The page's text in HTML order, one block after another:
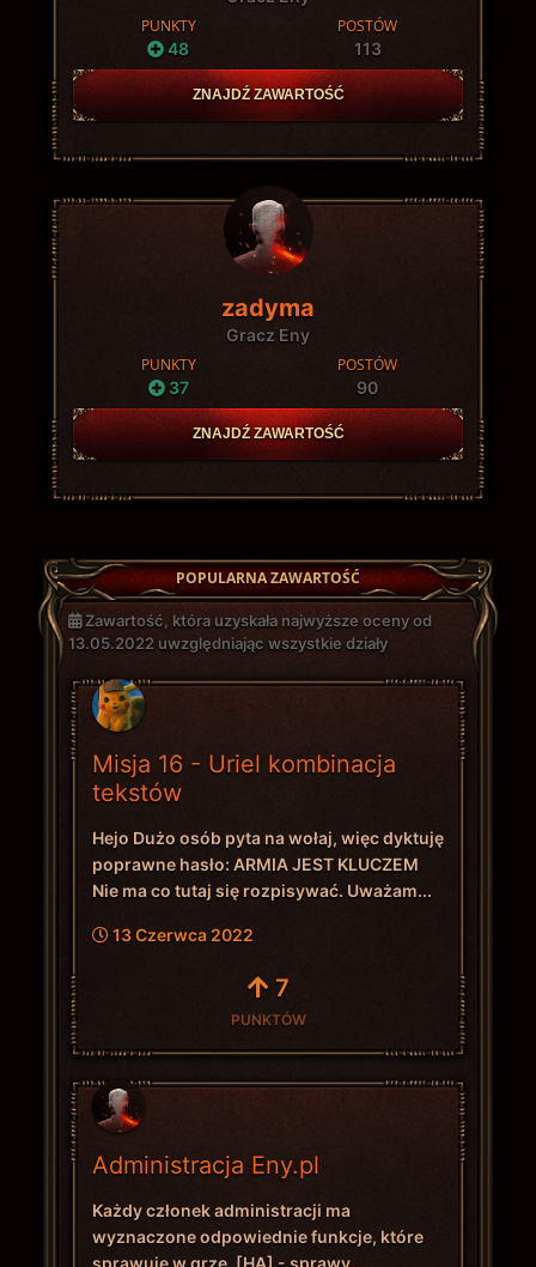
PUNKTY
48
POSTÓW
113
ZNAJDŹ ZAWARTOŚĆ
zadyma
Gracz Eny
PUNKTY
37
POSTÓW
90
ZNAJDŹ ZAWARTOŚĆ
POPULARNA ZAWARTOŚĆ
Zawartość, która uzyskała najwyższe oceny od
13.05.2022 uwzględniając wszystkie działy
Misja 16 - Uriel kombinacja
tekstów
Hejo Dużo osób pyta na wołaj, więc dyktuję
poprawne hasło: ARMIA JEST KLUCZEM
Nie ma co tutaj się rozpisywać. Uważam...
13 Czerwca 2022
7
PUNKTÓW
Administracja Eny.pl
Każdy członek administracji ma
wyznaczone odpowiednie funkcje, które